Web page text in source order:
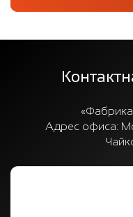
Адрес офиса: